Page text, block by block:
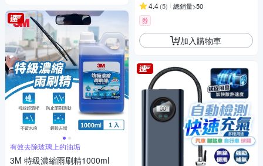
有效去除玻璃上的油垢
3M 特級濃縮雨刷精1000ml
4.4(5) 總銷量>50
券
加入購物車